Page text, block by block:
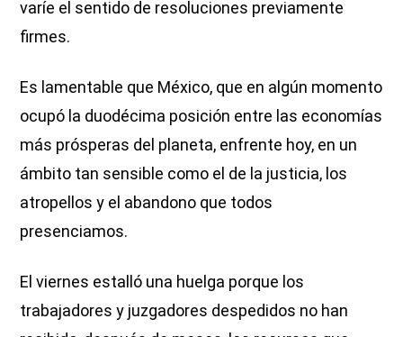
varíe el sentido de resoluciones previamente
firmes.
Es lamentable que México, que en algún momento
ocupó la duodécima posición entre las economías
más prósperas del planeta, enfrente hoy, en un
ámbito tan sensible como el de la justicia, los
atropellos y el abandono que todos
presenciamos.
El viernes estalló una huelga porque los
trabajadores y juzgadores despedidos no han